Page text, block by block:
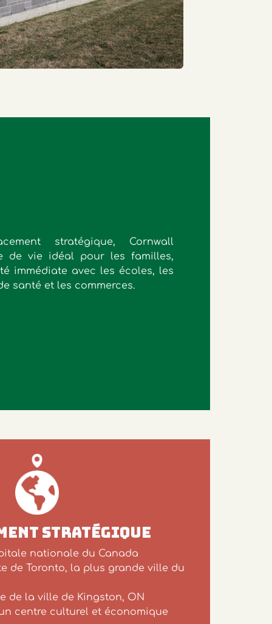
stratégique, Cornwall
de vie idéal pour les familles,
immédiate avec les écoles, les
santé et les commerces.
STRATÉGIQUE
nationale du Canada
de Toronto, la plus grande ville du
de la ville de Kingston, ON
centre culturel et économique